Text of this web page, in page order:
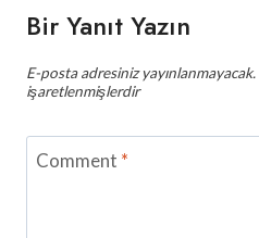
Bir Yanıt Yazın
E-posta adresiniz yayınlanmayacak.
işaretlenmişlerdir
Comment *